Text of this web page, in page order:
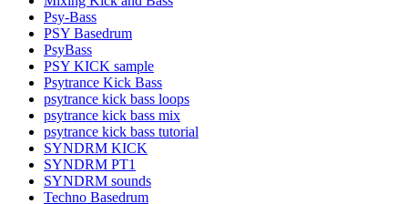
Psy-Bass
PSY Basedrum
PsyBass
PSY KICK sample
Psytrance Kick Bass
psytrance kick bass loops
psytrance kick bass mix
psytrance kick bass tutorial
SYNDRM KICK
SYNDRM PT1
SYNDRM sounds
Techno Basedrum